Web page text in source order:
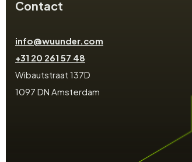
Contact
info@wuunder.com
+31 20 261 57 48
Wibautstraat 137D
1097 DN Amsterdam